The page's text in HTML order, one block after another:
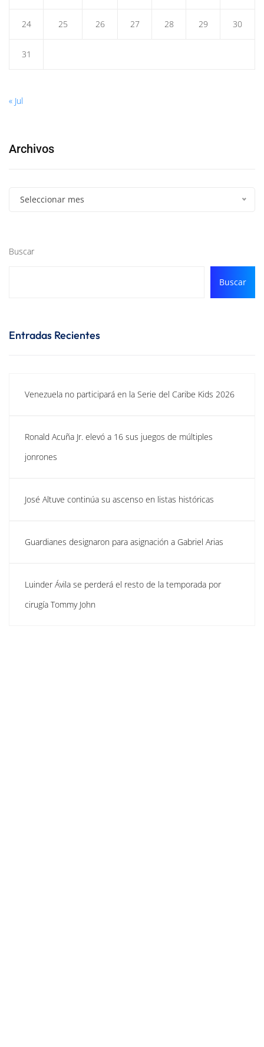
24 25 26 27 28 29 30
31
« Jul
Archivos
Seleccionar mes
Buscar
Buscar
Entradas Recientes
Venezuela no participará en la Serie del Caribe Kids 2026
Ronald Acuña Jr. elevó a 16 sus juegos de múltiples
jonrones
José Altuve continúa su ascenso en listas históricas
Guardianes designaron para asignación a Gabriel Arias
Luinder Ávila se perderá el resto de la temporada por
cirugía Tommy John